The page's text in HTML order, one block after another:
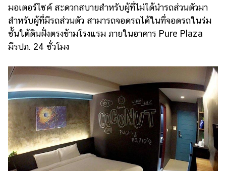
มอเตอร์ไซค์ สะดวกสบายสำหรับผู้ที่ไม่ได้นำรถส่วนตัวมา
สำหรับผู้ที่มีรถส่วนตัว สามารถจอดรถได้ในที่จอดรถในร่ม
ชั้นใต้ดินฝั่งตรงข้ามโรงแรม ภายในอาคาร Pure Plaza
มีรปภ. 24 ชั่วโมง